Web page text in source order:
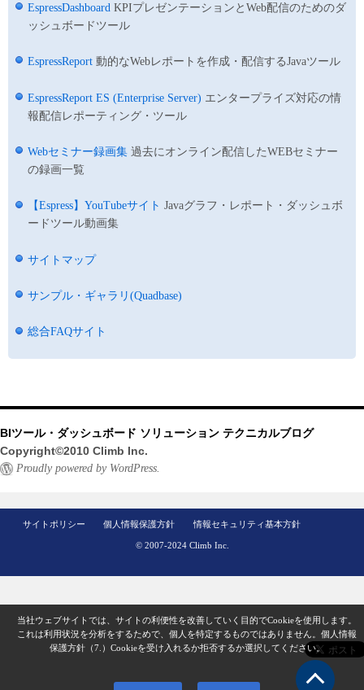
EspressDashboard KPIプレゼンテーションとWeb配信のためのダ
ッシュボードツール
EspressReport 動的なWebレポートを作成・配信するJavaツール
EspressReport ES (Enterprise Server) エンタープライズ対応の情
報配信レポーティング・ツール
Webセミナー録画集 過去にオンライン配信したWEBセミナー
の録画一覧
【Espress】YouTubeサイト Javaグラフ・レポート・ダッシュボ
ードツール動画集
サイトマップ
サンプル・ギャラリ(Quadbase)
総合FAQサイト
BIツール・ダッシュボード ソリューション テクニカルブログ
Copyright©2010 Climb Inc.
Proudly powered by WordPress.
サイトポリシー 個人情報保護方針 情報セキュリティ基本方針
© 2007-2024 Climb Inc.
当社ウェブサイトでは、サイトの利便性を改善していく目的でCookieを使用します。
これは利用状況を分析をするためで、個人を特定するものではありません。 個人情報
保護方針（7.） Cookieを受け入れるか拒否するか選択してください。